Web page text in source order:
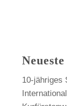
10-jähriges